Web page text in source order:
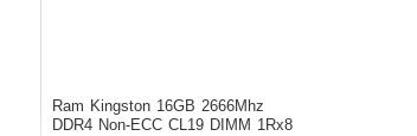
Ram Kingston 16GB 2666Mhz
DDR4 Non-ECC CL19 DIMM 1Rx8